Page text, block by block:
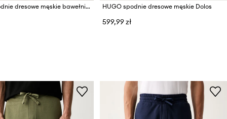
HUGO spodnie dresowe męskie bawełniane Demsipant HUGO spodnie dresowe męskie Dolos
599,99 zł